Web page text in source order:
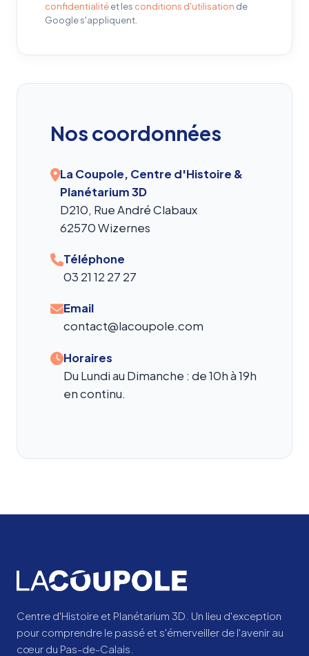
confidentialitéet les conditions d'utilisation de
Google s'appliquent.
Nos coordonnées
La Coupole, Centre d'Histoire &
Planétarium 3D
D210, Rue André Clabaux
62570 Wizernes
Téléphone
03 21 12 27 27
Email
contact@lacoupole.com
Horaires
Du Lundi au Dimanche : de 10h à 19h
en continu.
Centre d'Histoire et Planétarium 3D. Un lieu d'exception
pour comprendre le passé et s'émerveiller de l'avenir au
cœur du Pas-de-Calais.